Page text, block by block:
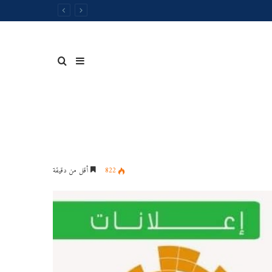
بحثإضافة
822 أقل من دقيقة
جدول
المحاضرات
الخاصةبالسداسي
للسنة